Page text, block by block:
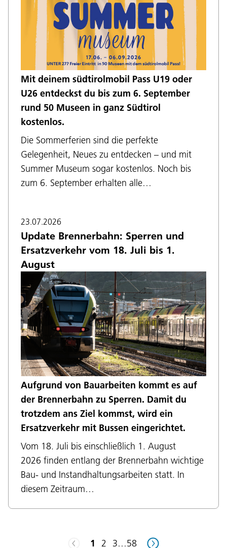
Sprache:
DEU
ITA LAD ENG
Impressum
Privacy und Cookie Policy
Nutzungsbedingungen Beschwerden
Jobs
Mit deinem südtirolmobil Pass U19 oder
U26 entdeckst du bis zum 6. September
rund 50 Museen in ganz Südtirol
kostenlos.
Die Sommerferien sind die perfekte
Gelegenheit, Neues zu entdecken – und mit
Summer Museum sogar kostenlos. Noch bis
zum 6. September erhalten alle…
23.07.2026
Update Brennerbahn: Sperren und
Ersatzverkehr vom 18. Juli bis 1.
August
Aufgrund von Bauarbeiten kommt es auf
der Brennerbahn zu Sperren. Damit du
trotzdem ans Ziel kommst, wird ein
Ersatzverkehr mit Bussen eingerichtet.
Vom 18. Juli bis einschließlich 1. August
2026 finden entlang der Brennerbahn wichtige
Bau- und Instandhaltungsarbeiten statt. In
diesem Zeitraum…
1 2 3…58